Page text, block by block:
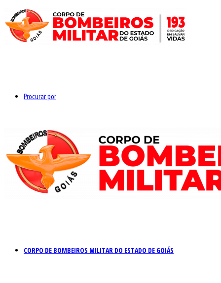
Procurar por
CORPO DE BOMBEIROS MILITAR DO ESTADO DE GOIÁS